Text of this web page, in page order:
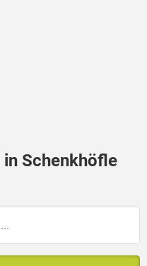
Schenkhöfle